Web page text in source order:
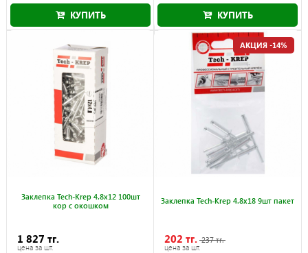
КУПИТЬ КУПИТЬ
Заклепка Tech-Krep 4.8х12 100шт
кор с окошком
1 827 тг.
цена за шт.
Заклепка Tech-Krep 4.8х18 9шт пакет
202 тг. 237 тг.
цена за шт.
АКЦИЯ -14%